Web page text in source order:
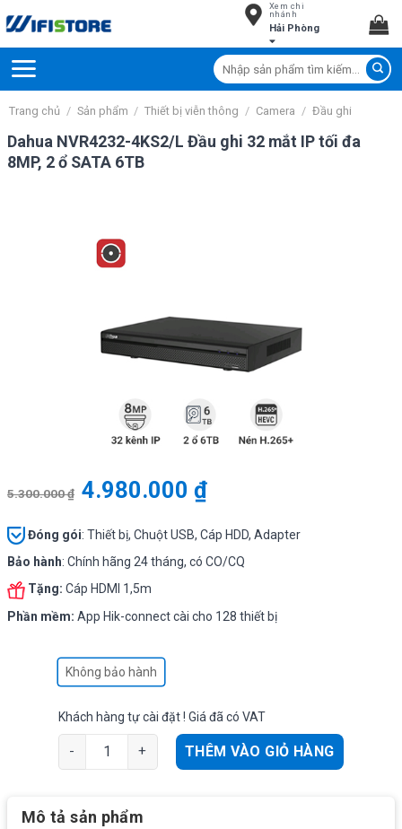
to
Xem chi
nhánh
Hải Phòng
Tìm
kiếm:
Trang chủ / Sản phẩm / Thiết bị viễn thông / Camera / Đầu ghi
Dahua NVR4232-4KS2/L Đầu ghi 32 mắt IP tối đa
8MP, 2 ổ SATA 6TB
5.300.000₫ 4.980.000₫
Đóng gói: Thiết bị, Chuột USB, Cáp HDD, Adapter
Bảo hành: Chính hãng 24 tháng, có CO/CQ
Tặng: Cáp HDMI 1,5m
Phần mềm: App Hik-connect cài cho 128 thiết bị
Không bảo hành
Khách hàng tự cài đặt ! Giá đã có VAT
Dahua NVR4232-4KS2/L Đầu ghi 32 mắt IP tối đa 8MP,
THÊM VÀO GIỎ HÀNG
Mô tả sản phẩm